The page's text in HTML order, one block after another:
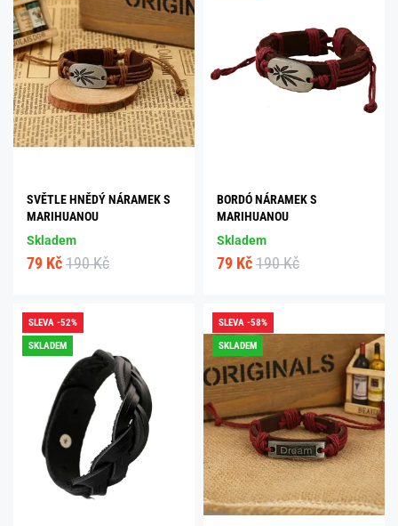
SVĚTLE HNĚDÝ NÁRAMEK S
MARIHUANOU
Skladem
79 Kč 190 Kč
BORDÓ NÁRAMEK S
MARIHUANOU
Skladem
79 Kč 190 Kč
SLEVA -52%
SKLADEM
SLEVA -58%
SKLADEM